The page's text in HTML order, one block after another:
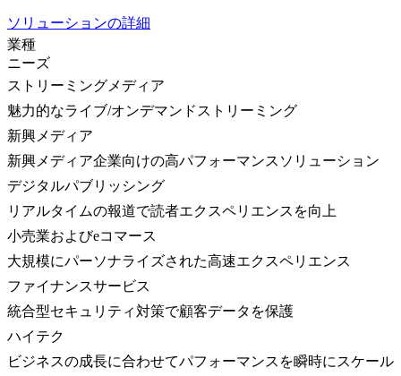
ソリューションの詳細
業種
ニーズ
ストリーミングメディア
魅力的なライブ/オンデマンドストリーミング
新興メディア
新興メディア企業向けの高パフォーマンスソリューション
デジタルパブリッシング
リアルタイムの報道で読者エクスペリエンスを向上
小売業およびeコマース
大規模にパーソナライズされた高速エクスペリエンス
ファイナンスサービス
統合型セキュリティ対策で顧客データを保護
ハイテク
ビジネスの成長に合わせてパフォーマンスを瞬時にスケール